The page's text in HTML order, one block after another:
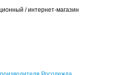
/ интернет-магазин